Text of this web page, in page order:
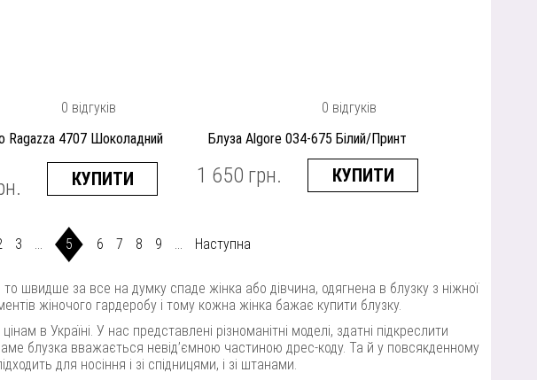
0 відгуків
Ragazza 4707 Шоколадний
КУПИТИ
0 відгуків
Блуза Algore 034-675 Білий/Принт
1 650 грн. КУПИТИ
3 ... 5 6 7 8 9 ... Наступна
швидше за все на думку спаде жінка або дівчина, одягнена в блузку з ніжної
жіночого гардеробу і тому кожна жінка бажає купити блузку.
в Україні. У нас представлені різноманітні моделі, здатні підкреслити
блузка вважається невід’ємною частиною дрес-коду. Та й у повсякденному
для носіння і зі спідницями, і зі штанами.